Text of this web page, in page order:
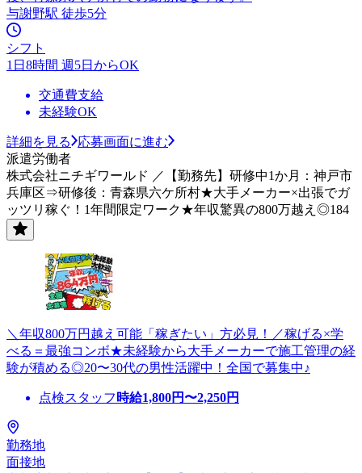
与謝野駅 徒歩5分
シフト
1日8時間 週5日からOK
交通費支給
未経験OK
詳細を見る
応募画面に進む
派遣労働者
株式会社ニチギワールド ／【勤務先】研修中1か月：神戸市
兵庫区⇒研修後：青森県六ケ所村★大手メーカー×出張でガ
ッツリ稼ぐ！1年間限定ワーク★年収驚異の800万越え◎184
＼年収800万円越え可能「稼ぎたい」方必見！／稼げる×学
べる＝最強コンボ★未経験から大手メーカーで施工管理の経
験が積める◎20〜30代の男性活躍中！全国で募集中♪
点検スタッフ 時給1,800円〜2,250円
勤務地
面接地